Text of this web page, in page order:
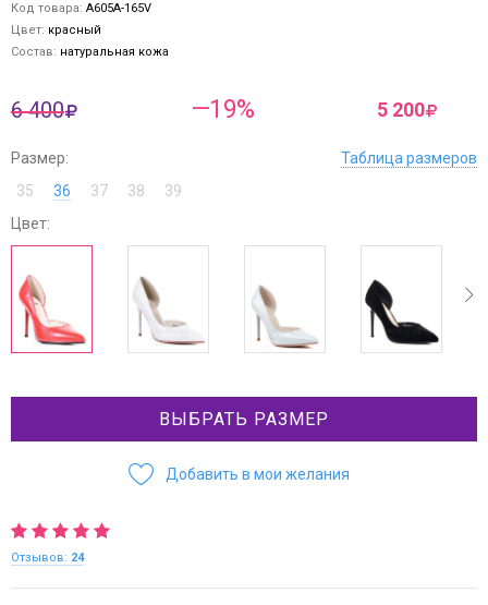
Код товара: A605A-165V
Цвет: красный
Состав: натуральная кожа
6 400 —19% 5 200
Размер:
Таблица размеров
35
36 37 38
39
Цвет:
ВЫБРАТЬ РАЗМЕР
Добавить в мои желания
Отзывов: 24